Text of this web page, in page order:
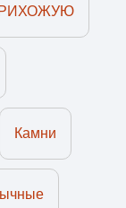
Камни